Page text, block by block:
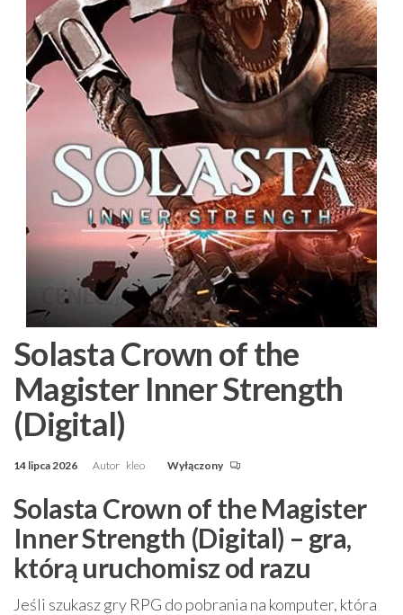
Solasta Crown of the
Magister Inner Strength
(Digital)
14 lipca 2026 Autor kleo Wyłączony
Solasta Crown of the Magister
Inner Strength (Digital) – gra,
którą uruchomisz od razu
Jeśli szukasz gry RPG do pobrania na komputer, która